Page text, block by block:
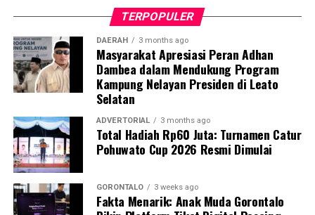
Selain skrining TBC, mahasiswa turut mendampingi
nakes Puskesmas Talaga Jaya dalam memberikan
pelayanan Cek Kesehatan Gratis (CKG), meliputi
pengukuran tekanan darah, cek kadar gula darah, dan
penapisan faktor risiko penyakit tidak menular (PTM)
sebagai upaya promotif-preventif.
Perwakilan DPL KKN-PK, Dr. dr. Vivien Novarina A.
Kasim, M.Kes., menegaskan bahwa keterlibatan
mahasiswa merupakan bentuk perwujudan Tri Dharma
Perguruan Tinggi dalam mengawal transformasi
TERPOPULER
DAERAH 3 months ago
Masyarakat Apresiasi Peran Adhan
Dambea dalam Mendukung Program
Kampung Nelayan Presiden di Leato
Selatan
ADVERTORIAL 3 months ago
Total Hadiah Rp60 Juta: Turnamen Catur
Pohuwato Cup 2026 Resmi Dimulai
GORONTALO 3 weeks ago
Fakta Menarik: Anak Muda Gorontalo